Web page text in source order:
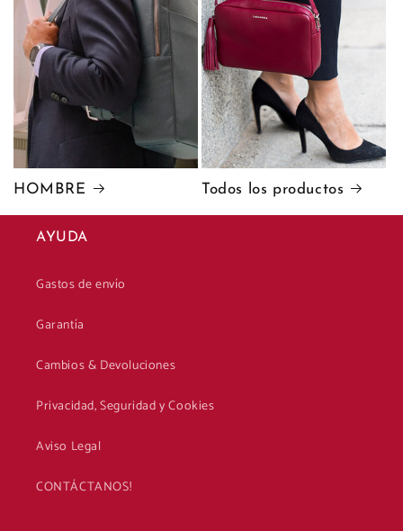
HOMBRE Todos los productos
AYUDA
Gastos de envío
Garantía
Cambios & Devoluciones
Privacidad, Seguridad y Cookies
Aviso Legal
CONTÁCTANOS!